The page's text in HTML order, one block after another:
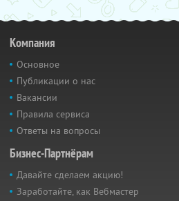
Компания
Основное
Публикации о нас
Вакансии
Правила сервиса
Ответы на вопросы
Бизнес-Партнёрам
Давайте сделаем акцию!
Заработайте, как Вебмастер